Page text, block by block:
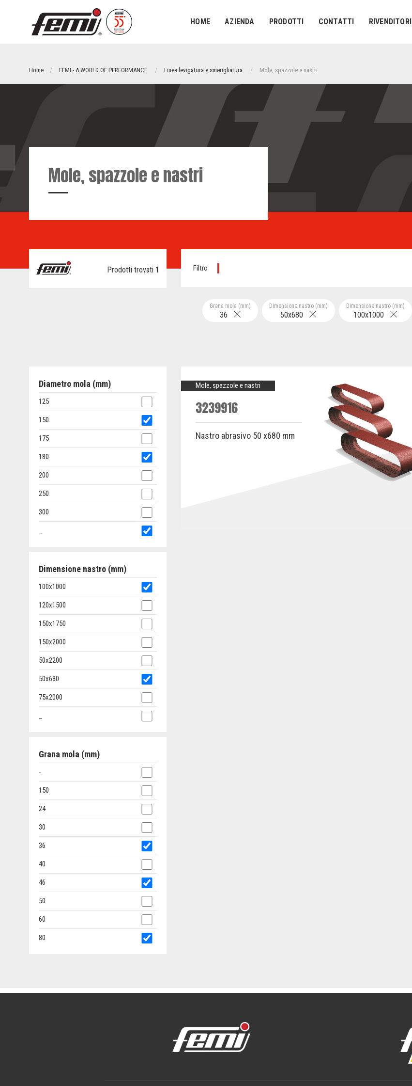
HOME AZIENDA PRODOTTI CONTATTI RIVENDITORI
Home FEMI - A WORLD OF PERFORMANCE Linea levigatura e smerigliatura Mole, spazzole e nastri
Mole, spazzole e nastri
Prodotti trovati 1 Filtro
Dimensione nastro (mm)
100x1000
Dimensione nastro (mm)
50x680
Grana mola (mm)
36
Diametro mola (mm)
125
150
175
180
200
250
300
Dimensione nastro (mm)
100x1000
120x1500
150x1750
150x2000
50x2200
50x680
75x2000
Grana mola (mm)
-
150
24
30
36
40
46
50
60
80
Mole, spazzole e nastri
3239916
Nastro abrasivo 50 x680 mm